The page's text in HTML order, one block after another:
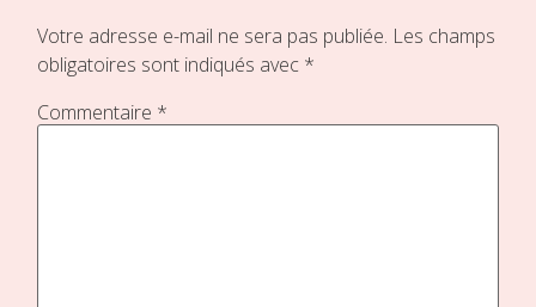
Votre adresse e-mail ne sera pas publiée. Les champs
obligatoires sont indiqués avec *
Commentaire *